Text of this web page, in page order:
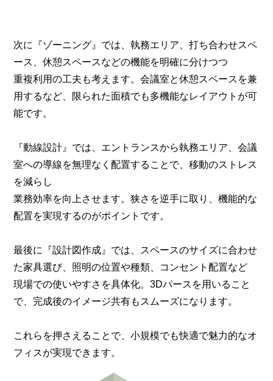
次に『ゾーニング』では、執務エリア、打ち合わせスペ
ース、休憩スペースなどの機能を明確に分けつつ
重複利用の工夫も考えます。会議室と休憩スペースを兼
用するなど、限られた面積でも多機能なレイアウトが可
能です。
『動線設計』では、エントランスから執務エリア、会議
室への導線を無理なく配置することで、移動のストレス
を減らし
業務効率を向上させます。狭さを逆手に取り、機能的な
配置を実現するのがポイントです。
最後に『設計図作成』では、スペースのサイズに合わせ
た家具選び、照明の位置や種類、コンセント配置など
現場での使いやすさを具体化。3Dパースを用いること
で、完成後のイメージ共有もスムーズになります。
これらを押さえることで、小規模でも快適で魅力的なオ
フィスが実現できます。